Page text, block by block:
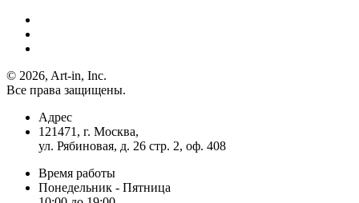
© 2026, Art-in, Inc.
Все права защищены.
Адрес
121471, г. Москва,
ул. Рябиновая, д. 26 стр. 2, оф. 408
Время работы
Понедельник - Пятница